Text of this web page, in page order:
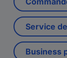
Service
Business